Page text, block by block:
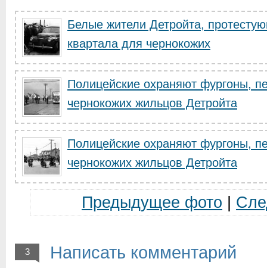
Белые жители Детройта,
квартала для чернокожих
Полицейские охраняют фургоны,
чернокожих жильцов Детройта
Полицейские охраняют фургоны,
чернокожих жильцов Детройта
Предыдущее фото
3 Написать комментарий